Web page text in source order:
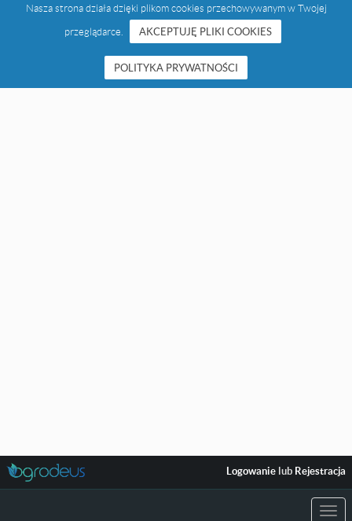
Nasza strona działa dzięki plikom cookies przechowywanym w Twojej
przeglądarce.
AKCEPTUJĘ PLIKI COOKIES
POLITYKA PRYWATNOŚCI
Logowanie lub Rejestracja